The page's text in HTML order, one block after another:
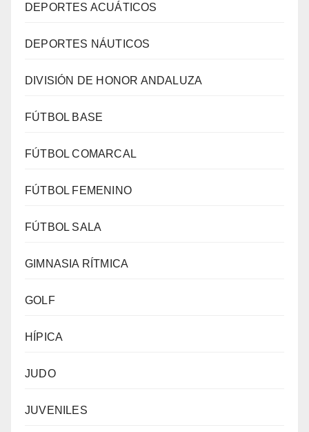
DEPORTES ACUÁTICOS
DEPORTES NÁUTICOS
DIVISIÓN DE HONOR ANDALUZA
FÚTBOL BASE
FÚTBOL COMARCAL
FÚTBOL FEMENINO
FÚTBOL SALA
GIMNASIA RÍTMICA
GOLF
HÍPICA
JUDO
JUVENILES